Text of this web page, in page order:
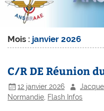
Mois : janvier 2026
C/R DE Réunion
12 janvier 2026
Normandie Flash Infos